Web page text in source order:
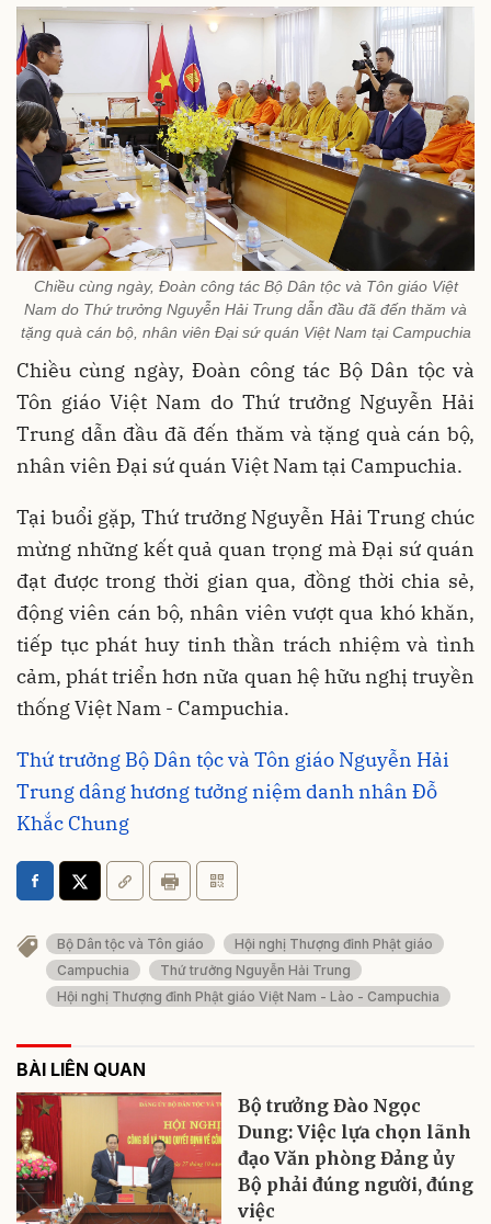
Chiều cùng ngày, Đoàn công tác Bộ Dân tộc và Tôn giáo Việt
Nam do Thứ trưởng Nguyễn Hải Trung dẫn đầu đã đến thăm và
tặng quà cán bộ, nhân viên Đại sứ quán Việt Nam tại Campuchia
Chiều cùng ngày, Đoàn công tác Bộ Dân tộc và
Tôn giáo Việt Nam do Thứ trưởng Nguyễn Hải
Trung dẫn đầu đã đến thăm và tặng quà cán bộ,
nhân viên Đại sứ quán Việt Nam tại Campuchia.
Tại buổi gặp, Thứ trưởng Nguyễn Hải Trung chúc
mừng những kết quả quan trọng mà Đại sứ quán
đạt được trong thời gian qua, đồng thời chia sẻ,
động viên cán bộ, nhân viên vượt qua khó khăn,
tiếp tục phát huy tinh thần trách nhiệm và tình
cảm, phát triển hơn nữa quan hệ hữu nghị truyền
thống Việt Nam - Campuchia.
Thứ trưởng Bộ Dân tộc và Tôn giáo Nguyễn Hải
Trung dâng hương tưởng niệm danh nhân Đỗ
Khắc Chung
Bộ Dân tộc và Tôn giáo
Hội nghị Thượng đỉnh Phật giáo
Campuchia
Thứ trưởng Nguyễn Hải Trung
Hội nghị Thượng đỉnh Phật giáo Việt Nam - Lào - Campuchia
BÀI LIÊN QUAN
Bộ trưởng Đào Ngọc
Dung: Việc lựa chọn lãnh
đạo Văn phòng Đảng ủy
Bộ phải đúng người, đúng
việc